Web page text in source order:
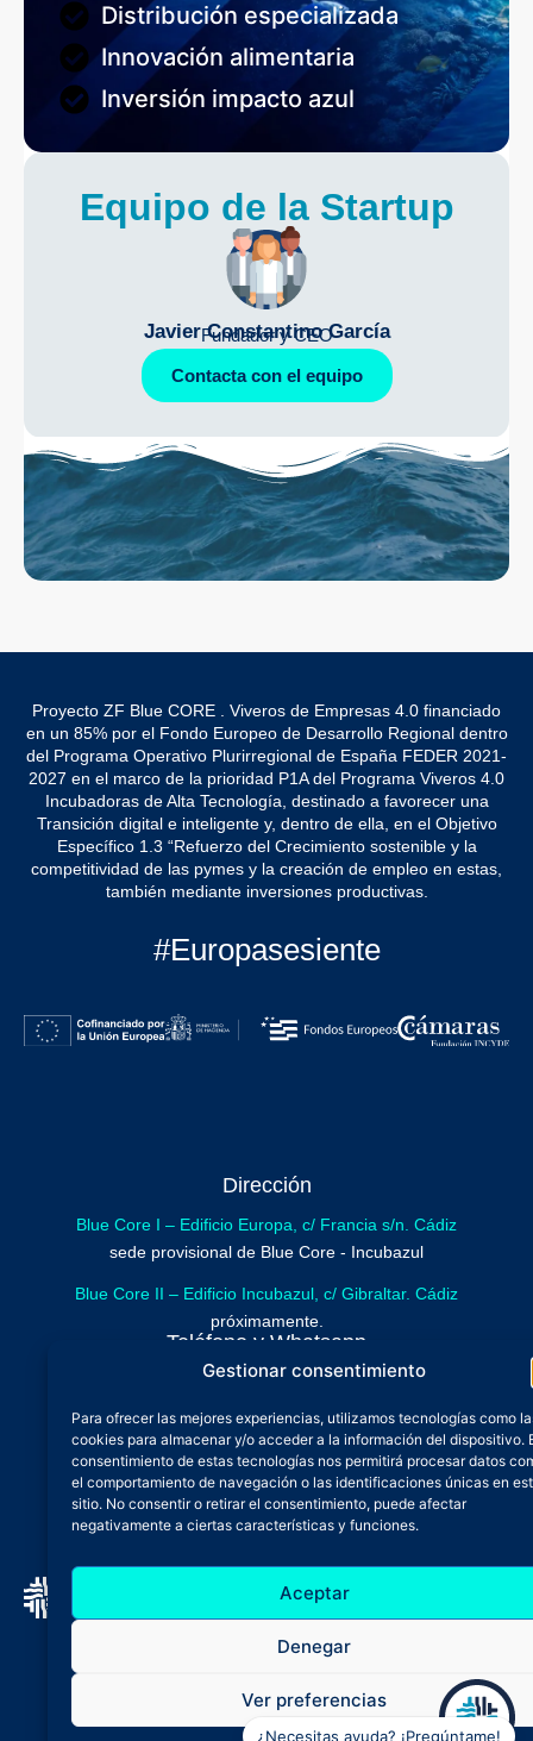
Gestionar consentimiento
Para ofrecer las mejores experiencias, utilizamos tecnologías como
cookies para almacenar y/o acceder a la información del dispositivo.
consentimiento de estas tecnologías nos permitirá procesar datos
el comportamiento de navegación o las identificaciones únicas en
sitio. No consentir o retirar el consentimiento, puede afectar
negativamente a ciertas características y funciones.
Aceptar
Denegar
Ver preferencias
Distribución especializada
Innovación alimentaria
Inversión impacto azul
Equipo de la Startup
Javier Constantino García
Fundador y CEO
Contacta con el equipo
Proyecto ZF Blue CORE . Viveros de Empresas 4.0 financiado
en un 85% por el Fondo Europeo de Desarrollo Regional dentro
del Programa Operativo Plurirregional de España FEDER 2021-
2027 en el marco de la prioridad P1A del Programa Viveros 4.0
Incubadoras de Alta Tecnología, destinado a favorecer una
Transición digital e inteligente y, dentro de ella, en el Objetivo
Específico 1.3 “Refuerzo del Crecimiento sostenible y la
competitividad de las pymes y la creación de empleo en estas,
también mediante inversiones productivas.
#Europasesiente
Dirección
Blue Core I – Edificio Europa, c/ Francia s/n. Cádiz
sede provisional de Blue Core - Incubazul
Blue Core II – Edificio Incubazul, c/ Gibraltar. Cádiz
próximamente.
Teléfono y Whatsapp
600 515 071
De lunes a viernes
Oficina 24/7
Atención continuada
Email
admin@zfbluecore.es
Política de privacidad
Declaración de accesibilidad
¿Necesitas ayuda? ¡Pregúntame!